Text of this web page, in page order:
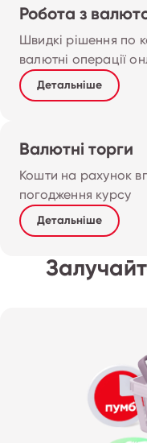
Робота з
Швидкі рішення по
валютні операції
Детальніше
Валютні торги
Кошти на рахунок
погодження курсу
Детальніше